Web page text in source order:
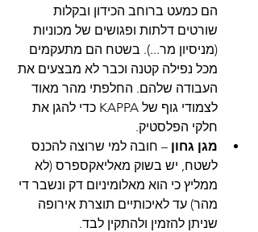
הם כמעט ברוחב הכידון ובקלות
שורטים דלתות ופגושים של מכוניות
(מניסיון מר...). בשטח הם מתעקמים
מכל נפילה קטנה וכבר לא מבצעים את
העבודה שלהם. החלפתי מהר מאוד
לצמודי גוף של KAPPA כדי להגן את
חלקי הפלסטיק.
מגן גחון – חובה למי שרוצה להכנס
לשטח, יש בשוק מאליאקספרס (לא
ממליץ כי הוא מאלומיניום דק ונשבר די
מהר) עד לאיכותיים תוצרת אירופה
שניתן להזמין ולהתקין לבד.